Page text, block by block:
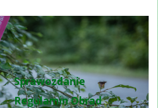
Sprawozdanie
Regulamin Obrad